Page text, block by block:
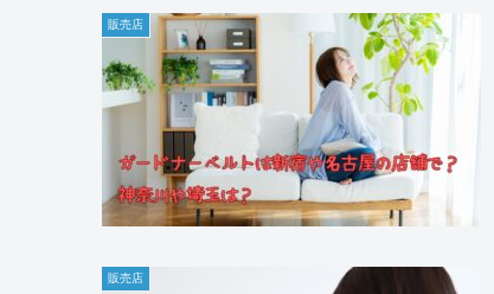
販売店
販売店